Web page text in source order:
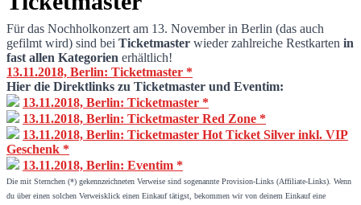
Karten für das BERLIN Konzert am 13.
Für das Nochholkonzert am 13. November in Berlin (das auch
gefilmt wird) sind bei Ticketmaster wieder zahlreiche Restkarten in
fast allen Kategorien erhältlich!
13.11.2018, Berlin: Ticketmaster *
Hier die Direktlinks zu Ticketmaster und Eventim:
13.11.2018, Berlin: Ticketmaster *
13.11.2018, Berlin: Ticketmaster Red Zone *
13.11.2018, Berlin: Ticketmaster Hot Ticket Silver inkl. VIP
Geschenk *
13.11.2018, Berlin: Eventim *
Die mit Sternchen (*) gekennzeichneten Verweise sind sogenannte Provision-Links (Affiliate-Links). Wenn
du über einen solchen Verweisklick einen Einkauf tätigst, bekommen wir von deinem Einkauf eine